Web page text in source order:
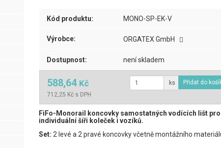
Kód produktu: MONO-SP-EK-V
Výrobce: ORGATEX GmbH
Dostupnost: není skladem
588,64 Kč
712,25 Kč s DPH
ks
FiFo-Monorail koncovky samostatných vodících lišt pro
individuální šíři koleček i vozíků.
Set: 2 levé a 2 pravé koncovky včetně montážního